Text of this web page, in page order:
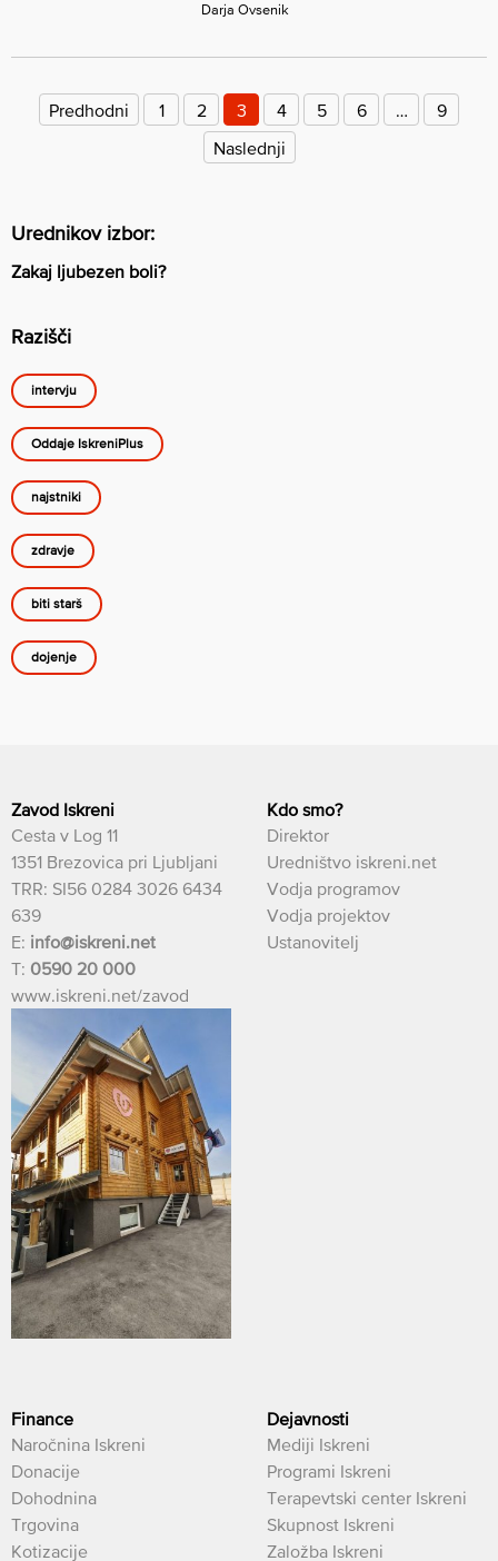
Darja Ovsenik
prispevkov
Predhodni 1 2 3 4 5 6 …
9
Naslednji
Urednikov izbor:
Zakaj ljubezen boli?
Razišči
intervju
Oddaje IskreniPlus
najstniki
zdravje
biti starš
dojenje
Zavod Iskreni
Cesta v Log 11
1351 Brezovica pri Ljubljani
TRR: SI56 0284 3026 6434
639
E: info@iskreni.net
T: 0590 20 000
www.iskreni.net/zavod
Kdo smo?
Direktor
Uredništvo iskreni.net
Vodja programov
Vodja projektov
Ustanovitelj
Finance
Naročnina Iskreni
Donacije
Dohodnina
Trgovina
Kotizacije
Dejavnosti
Mediji Iskreni
Programi Iskreni
Terapevtski center Iskreni
Skupnost Iskreni
Založba Iskreni